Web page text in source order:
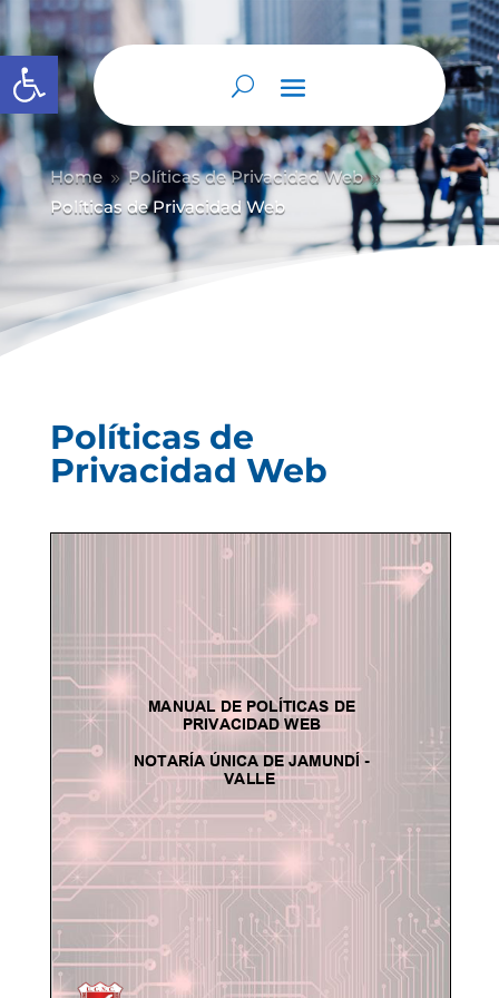
Abrir barra de herramientas
Home 9 Políticas de Privacidad Web 9
Políticas de Privacidad Web
Políticas de
Privacidad Web